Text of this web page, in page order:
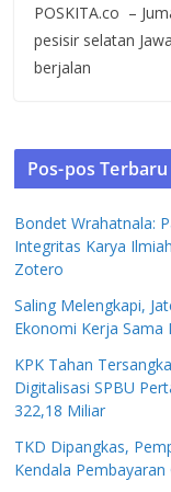
POSKITA.co –
pesisir selatan
berjalan
Pos-pos Terbaru
Bondet Wrahatnala:
Integritas Karya
Zotero
Saling Melengkapi,
Ekonomi Kerja Sama
KPK Tahan
Digitalisasi SPBU
322,18 Miliar
TKD Dipangkas,
Kendala Pembayaran